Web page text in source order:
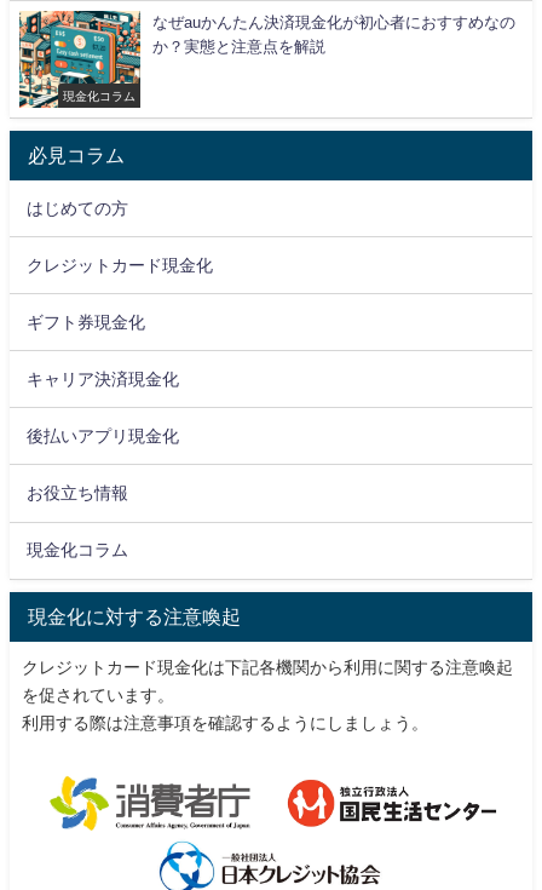
現金化コラム
なぜauかんたん決済現金化が初心者におすすめなの
か？実態と注意点を解説
必見コラム
はじめての方
クレジットカード現金化
ギフト券現金化
キャリア決済現金化
後払いアプリ現金化
お役立ち情報
現金化コラム
現金化に対する注意喚起
クレジットカード現金化は下記各機関から利用に関する注意喚起
を促されています。
利用する際は注意事項を確認するようにしましょう。